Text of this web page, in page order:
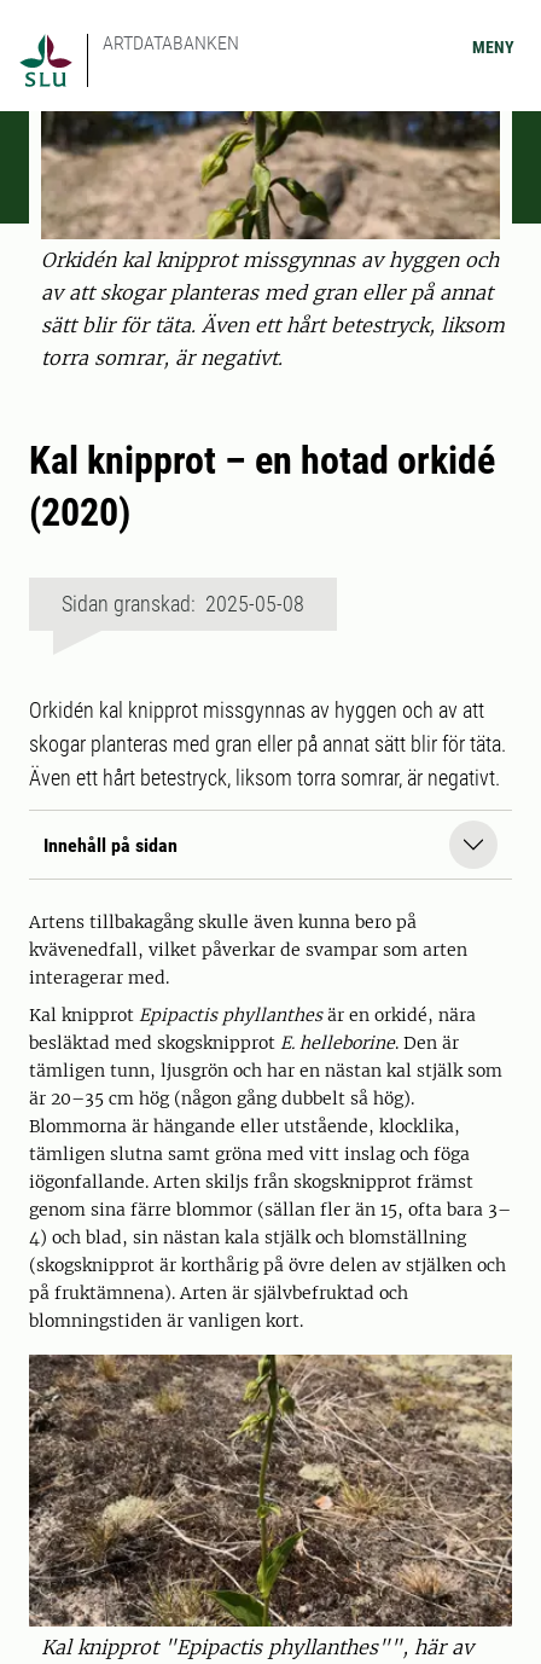
ARTDATABANKEN MENY
Orkidén kal knipprot missgynnas av hyggen och
av att skogar planteras med gran eller på annat
sätt blir för täta. Även ett hårt betestryck, liksom
torra somrar, är negativt.
Kal knipprot – en hotad orkidé
(2020)
Sidan granskad: 2025-05-08
Orkidén kal knipprot missgynnas av hyggen och av att
skogar planteras med gran eller på annat sätt blir för täta.
Även ett hårt betestryck, liksom torra somrar, är negativt.
Innehåll på sidan
Artens tillbakagång skulle även kunna bero på
kvävenedfall, vilket påverkar de svampar som arten
interagerar med.
Kal knipprot Epipactis phyllanthesär en orkidé, nära
besläktad med skogsknipprot E. helleborine. Den är
tämligen tunn, ljusgrön och har en nästan kal stjälk som
är 20–35 cm hög (någon gång dubbelt så hög).
Blommorna är hängande eller utstående, klocklika,
tämligen slutna samt gröna med vitt inslag och föga
iögonfallande. Arten skiljs från skogsknipprot främst
genom sina färre blommor (sällan fler än 15, ofta bara 3–
4) och blad, sin nästan kala stjälk och blomställning
(skogsknipprot är korthårig på övre delen av stjälken och
på fruktämnena). Arten är självbefruktad och
blomningstiden är vanligen kort.
Kal knipprot "Epipactis phyllanthes"", här av